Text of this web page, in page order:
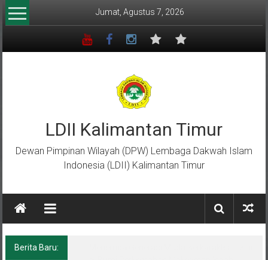
Lompat
ke
Jumat, Agustus 7, 2026
LDII Kalimantan Timur
Dewan Pimpinan Wilayah (DPW) Lembaga Dakwah Islam
Indonesia (LDII) Kalimantan Timur
Berita Baru: